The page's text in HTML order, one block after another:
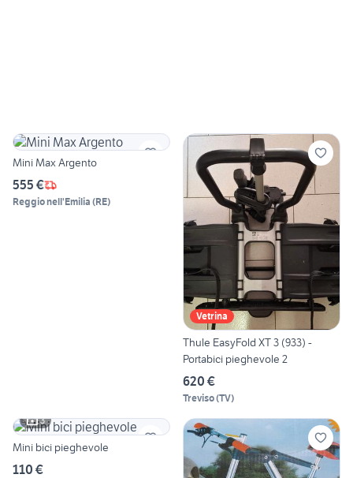
Mini Max Argento
555 €
Reggio nell'Emilia (RE)
Vetrina
Thule EasyFold XT 3 (933) -
Portabici pieghevole 2
620 €
Treviso(TV)
3
Mini bici pieghevole
110 €